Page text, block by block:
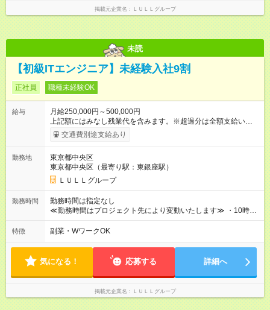
別途支給いたします ※研修期間中（最大12ヶ月間）も、試用期
掲載元企業名 ＬＵＬＬグループ
未読
【初級ITエンジニア】未経験入社9割
正社員 職種未経験OK
給与
月給250,000円～500,000円
上記額にはみなし残業代を含みます。※超過分は全額支給いたし
ます。 みなし残業代 21,675円／月 みなし残業時間 12時間／月 -
------------------------------------------------------- ≪経験者の方は以下と
万円～＋業績賞与＋交通費＋各種手当 ※固定残業代（30時間/6
万6，610円分）を含む。超過分は追加支給いたします 能力やス
キルを考慮し初任給を決定。経験者の方は前給考慮も可能で
す！ ◎昇給年1回（研修終了後） ◎賞与年2回（2月・8月）＋業
績賞与あり ◤スキルアップも、収入アップも。◢ 入社後の成長
や頑張りは、しっかり給与で還元しています。 実際にほぼ全員
上アップした社員も。 エンジニアへの還元率は業界高水準の
87％。 スキルを磨いた分だけ、収入アップも目指せる環境で
す！ 【試用期間】試用期間あり 試用期間の長さ：6ヶ月 ※ 雇用
形態と給与に、本採用時と異なる部分があります。 雇用形態：
中途採用（契約社員） 給与：月給 230,000円以上 上記額にはみ
なし残業代を含みます。※超過分は全額支給いたします。 みな
別途支給いたします ※研修期間中（最大12ヶ月間）も、試用期
交通費別途支給あり
勤務地
東京都中央区
東京都中央区（最寄り駅：東銀座駅）
ＬＵＬＬグループ
勤務時間
勤務時間は指定なし
≪勤務時間はプロジェクト先により変動いたします≫ ・10時00
分～19時00分（休憩1時間） ・9時00分～18時00分（休憩1時
間） ＼平日夜も、ちゃんと「自分時間」がつくれます／ 残業は
やサウナなど、 趣味の時間を楽しむ社員も多くいます◎
特徴 副業・WワークOK
気になる！ 応募する 詳細へ
掲載元企業名 ＬＵＬＬグループ